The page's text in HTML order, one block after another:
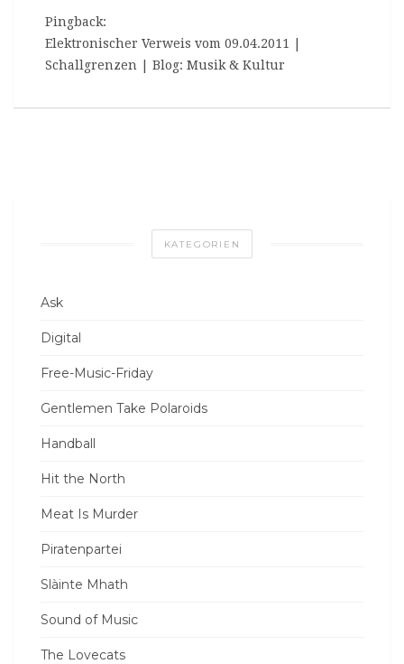
Pingback:
Elektronischer Verweis vom 09.04.2011 |
Schallgrenzen | Blog: Musik & Kultur
KATEGORIEN
Ask
Digital
Free-Music-Friday
Gentlemen Take Polaroids
Handball
Hit the North
Meat Is Murder
Piratenpartei
Slàinte Mhath
Sound of Music
The Lovecats